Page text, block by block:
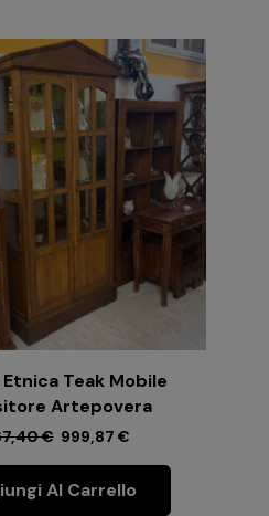
Teak Mobile
Artepovera
€ 999,87 €
Al Carrello